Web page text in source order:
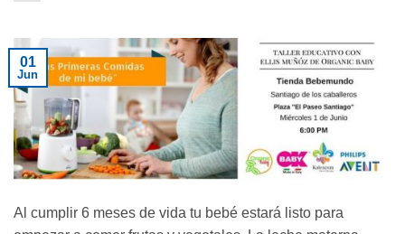
01
Jun
Al cumplir 6 meses de vida tu bebé estará listo para